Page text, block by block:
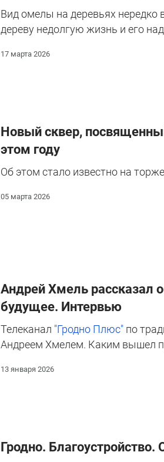
Вид омелы на деревьях нередко
дереву недолгую жизнь и его
17 марта 2026
Новый сквер,
этом году
Об этом стало известно на
05 марта 2026
Андрей Хмель рассказал
будущее. Интервью
Телеканал "Гродно Плюс" по
Андреем Хмелем. Каким вышел
13 января 2026
Гродно.